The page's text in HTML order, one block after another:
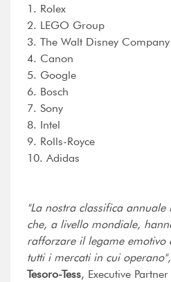
1. Rolex
2. LEGO Group
3. The Walt Disney Company
4. Canon
5. Google
6. Bosch
7. Sony
8. Intel
9. Rolls-Royce
10. Adidas
"La nostra classifica
che, a livello mondiale,
rafforzare il legame emotivo
tutti i mercati in cui operano",
Tesoro-Tess, Executive